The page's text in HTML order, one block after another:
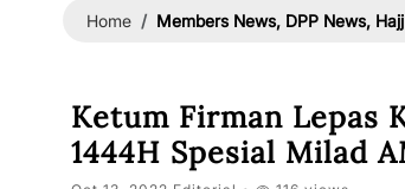
Home Members News, DPP News,
Ketum Firman Lepas
1444H Spesial Milad